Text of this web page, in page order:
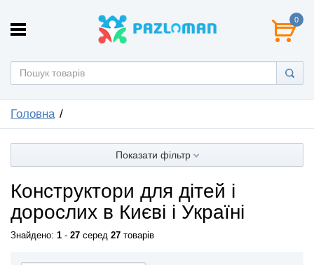
0
Головна
Показати фільтр
Конструктори для дітей і
дорослих в Києві і Україні
Знайдено: 1 - 27 серед 27 товарів